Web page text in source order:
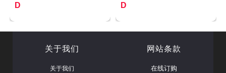
验日本传统美食： 日式烤
锅、日式鳗鱼饭、寿司料理
D
平韩屋村】韩剧热门拍摄
韩流文化体验：海苔工厂＋
韩服写真＋ 传统韩食DIY
D
关于我们
关于我们
网站条款
在线订购